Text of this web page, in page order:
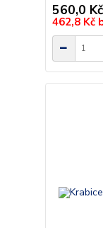
560,0 Kč
462,8 Kč